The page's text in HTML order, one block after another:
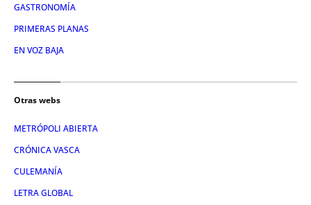
GASTRONOMÍA
PRIMERAS PLANAS
EN VOZ BAJA
Otras webs
METRÓPOLI ABIERTA
CRÓNICA VASCA
CULEMANÍA
LETRA GLOBAL